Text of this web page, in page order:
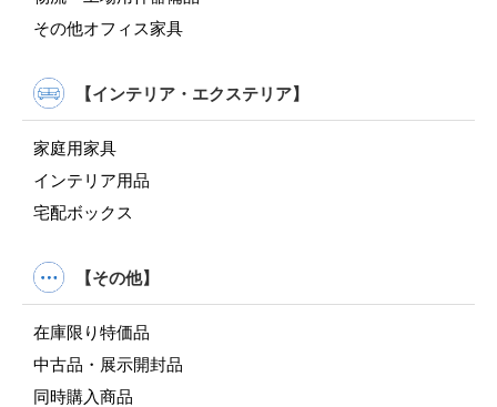
その他オフィス家具
【インテリア・エクステリア】
家庭用家具
インテリア用品
宅配ボックス
【その他】
在庫限り特価品
中古品・展示開封品
同時購入商品